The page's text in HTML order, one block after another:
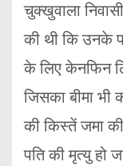
चुक्खुवाला
की थी कि उनके
के लिए केनफिन
जिसका बीमा भी
की किस्तें जमा
पति की मृत्यु हो